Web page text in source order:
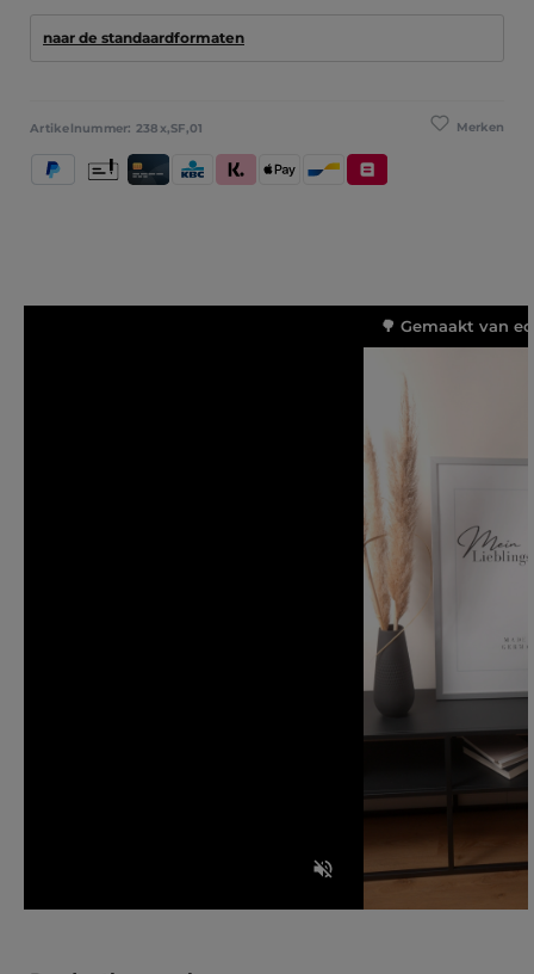
naar de standaardformaten
Merken
Artikelnummer: 238x,SF,01
PayPal Kredietkaart / Bankkaart
KBC/CBC Payment Button
Klarna (Achteraf betalen / In delen betalen /
Apple PayBancontact
Belfius
Vooruitbetaling
🌳 Gemaakt van